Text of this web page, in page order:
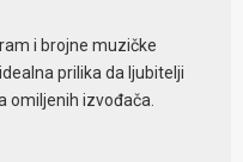
i brojne muzičke
prilika da ljubitelji
omiljenih izvođača.